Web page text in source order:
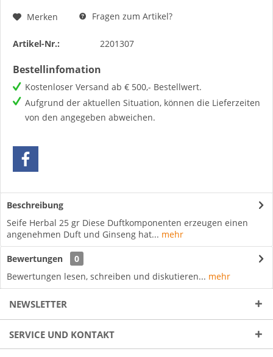
Merken Fragen zum Artikel?
Artikel-Nr.: 2201307
Bestellinfomation
Kostenloser Versand ab € 500,- Bestellwert.
Aufgrund der aktuellen Situation, können die Lieferzeiten
von den angegeben abweichen.
Beschreibung
Seife Herbal 25 gr Diese Duftkomponenten erzeugen einen
angenehmen Duft und Ginseng hat... mehr
Bewertungen
0
Bewertungen lesen, schreiben und diskutieren... mehr
NEWSLETTER
SERVICE UND KONTAKT